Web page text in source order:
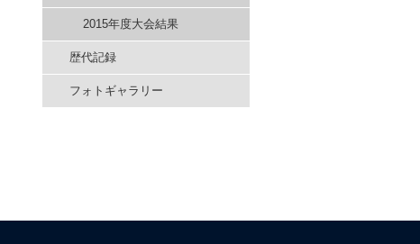
2015年度大会結果
歴代記録
フォトギャラリー